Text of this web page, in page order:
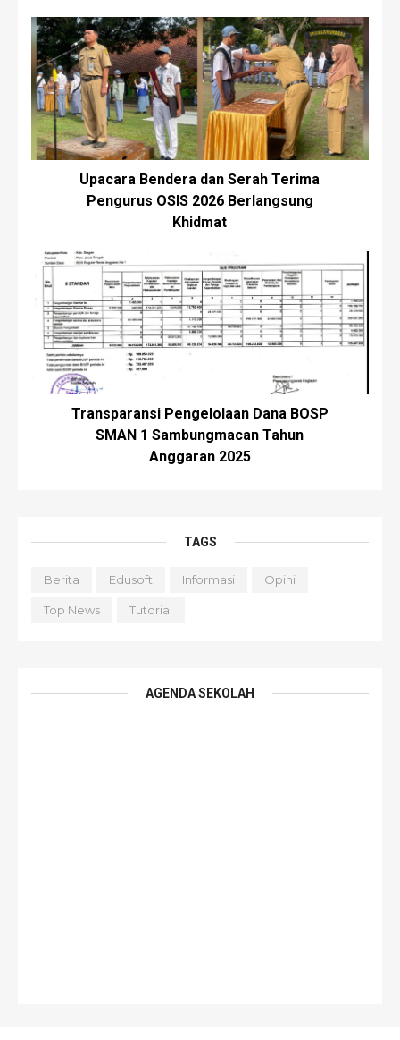
Upacara Bendera dan Serah Terima
Pengurus OSIS 2026 Berlangsung
Khidmat
Transparansi Pengelolaan Dana BOSP
SMAN 1 Sambungmacan Tahun
Anggaran 2025
TAGS
Berita Edusoft Informasi Opini
Top News Tutorial
AGENDA SEKOLAH